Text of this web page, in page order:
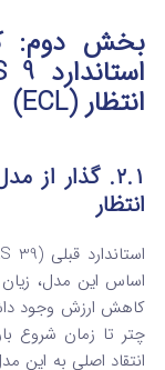
بخش دوم:
انتظار (ECL)
۲.۱. گذار از
انتظار
اساس این مدل،
کاهش ارزش وجود
انتقاد اصلی به این